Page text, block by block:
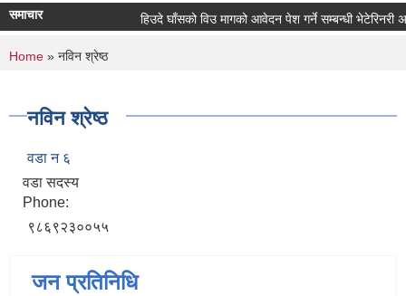
समाचार हिउदे घाँसको विउ मागको आवेदन पेश गर्ने सम्बन्धी भेटेरिनरी
You are here
Home » नविन श्रेष्ठ
नविन श्रेष्ठ
वडा न‍‌ ६
वडा सदस्य
Phone:
९८६९२३००५५
जन प्रतिनिधि